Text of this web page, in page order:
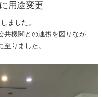
用途変更
ました。
共機関との連携を図りなが
りました。